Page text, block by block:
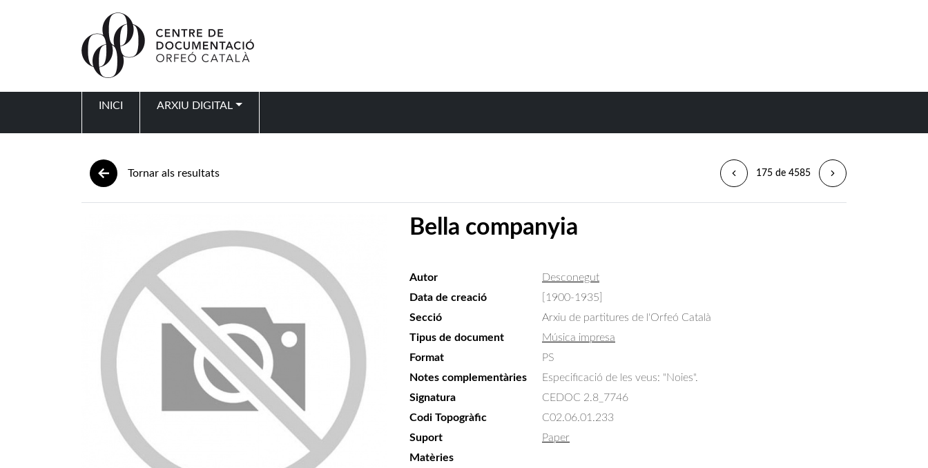
INICI ARXIU DIGITAL
Tornar als resultats 175 de 4585
Bella companyia
Autor
Desconegut
Data de creació
[1900-1935]
Secció
Arxiu de partitures de l'Orfeó Català
Tipus de document
Música impresa
Format
PS
Notes complementàries
Especificació de les veus: "Noies".
Signatura
CEDOC 2.8_7746
Codi Topogràfic
C02.06.01.233
Suport
Paper
Matèries